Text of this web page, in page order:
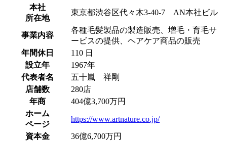
本社
所在地
東京都渋谷区代々木3-40-7 AN本社ビル
事業内容
各種毛髪製品の製造販売、増毛・育毛サ
ービスの提供、ヘアケア商品の販売
年間休日
110 日
設立年
1967年
代表者名
五十嵐 祥剛
店舗数
280店
年商
404億3,700万円
ホーム
ページ
https://www.artnature.co.jp/
資本金
36億6,700万円